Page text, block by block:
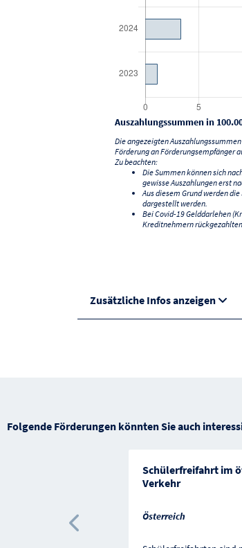
Auszahlungssummen in
Die angezeigten
Förderung an Förderungsempfänger
Zu beachten:
Die Summen können sich
gewisse Auszahlungen erst
Aus diesem Grund werden
dargestellt werden.
Bei Covid-19 Gelddarlehen
Kreditnehmern
Zusätzliche Infos anzeigen
Folgende Förderungen könnten Sie auch
Schülerfreifahrt im
Verkehr
Österreich
Vorherige Förderung